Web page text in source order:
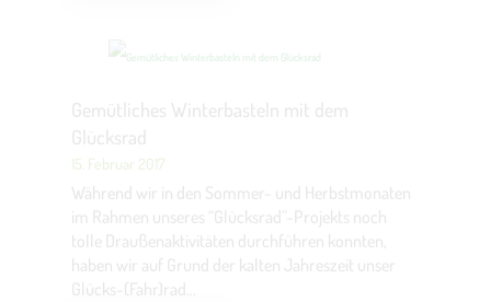
15. Februar 2017
Während wir in den Sommer- und Herbstmonaten
im Rahmen unseres “Glücksrad”-Projekts noch
tolle Draußenaktivitäten durchführen konnten,
haben wir auf Grund der kalten Jahreszeit unser
Glücks-(Fahr)rad...